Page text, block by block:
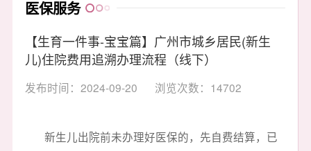
医保服务
【生育一件事-宝宝篇】广州市城乡居民(新生
儿)住院费用追溯办理流程（线下）
发布时间：2024-09-20 浏览次数：14702
新生儿出院前未办理好医保的，先自费结算，已